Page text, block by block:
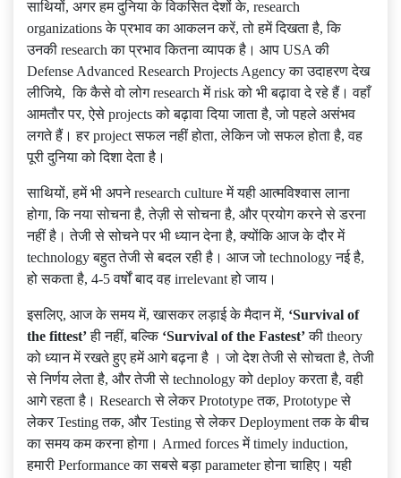
साथियों, अगर हम दुनिया के विकसित देशों के, research
organizations के प्रभाव का आकलन करें, तो हमें दिखता है, कि
उनकी research का प्रभाव कितना व्यापक है। आप USA की
Defense Advanced Research Projects Agency का उदाहरण देख
लीजिये, कि कैसे वो लोग research में risk को भी बढ़ावा दे रहे हैं। वहाँ
आमतौर पर, ऐसे projects को बढ़ावा दिया जाता है, जो पहले असंभव
लगते हैं। हर project सफल नहीं होता, लेकिन जो सफल होता है, वह
पूरी दुनिया को दिशा देता है।
साथियों, हमें भी अपने research culture में यही आत्मविश्वास लाना
होगा, कि नया सोचना है, तेज़ी से सोचना है, और प्रयोग करने से डरना
नहीं है। तेजी से सोचने पर भी ध्यान देना है, क्योंकि आज के दौर में
technology बहुत तेजी से बदल रही है। आज जो technology नई है,
हो सकता है, 4-5 वर्षों बाद वह irrelevant हो जाय।
इसलिए, आज के समय में, खासकर लड़ाई के मैदान में, ‘Survival of
the fittest’ही नहीं, बल्कि ‘Survival of the Fastest’की theory
को ध्यान में रखते हुए हमें आगे बढ़ना है । जो देश तेजी से सोचता है, तेजी
से निर्णय लेता है, और तेजी से technology को deploy करता है, वही
आगे रहता है। Research से लेकर Prototype तक, Prototype से
लेकर Testing तक, और Testing से लेकर Deployment तक के बीच
का समय कम करना होगा। Armed forces में timely induction,
हमारी Performance का सबसे बड़ा parameter होना चाहिए। यही